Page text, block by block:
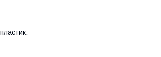
пластик.